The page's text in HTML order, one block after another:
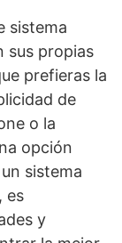
sistema
sus propias
prefieras la
de
o la
opción
sistema
es
y